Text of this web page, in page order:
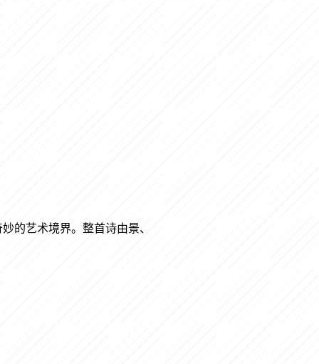
的艺术境界。整首诗由景、